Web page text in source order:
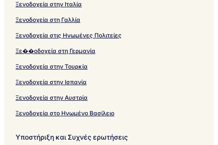
Ξενοδοχεία στην Ιταλία
Ξενοδοχεία στη Γαλλία
Ξενοδοχεία στις Ηνωμένες Πολιτείες
Ξε��οδοχεία στη Γερμανία
Ξενοδοχεία στην Τουρκία
Ξενοδοχεία στην Ισπανία
Ξενοδοχεία στην Αυστρία
Ξενοδοχεία στο Ηνωμένο Βασίλειο
Υποστήριξη και Συχνές ερωτήσεις